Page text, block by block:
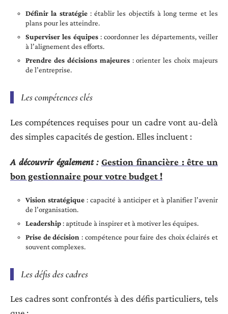
Définir la stratégie: établir les objectifs à long terme et les
plans pour les atteindre.
Superviser les équipes: coordonner les départements, veiller
à l’alignement des efforts.
Prendre des décisions majeures: orienter les choix majeurs
de l’entreprise.
Les compétences clés
Les compétences requises pour un cadre vont au-delà
des simples capacités de gestion. Elles incluent :
A découvrir également : Gestion financière : être un
bon gestionnaire pour votre budget !
Vision stratégique : capacité à anticiper et à planifier l’avenir
de l’organisation.
Leadership: aptitude à inspirer et à motiver les équipes.
Prise de décision : compétence pour faire des choix éclairés et
souvent complexes.
Les défis des cadres
Les cadres sont confrontés à des défis particuliers, tels